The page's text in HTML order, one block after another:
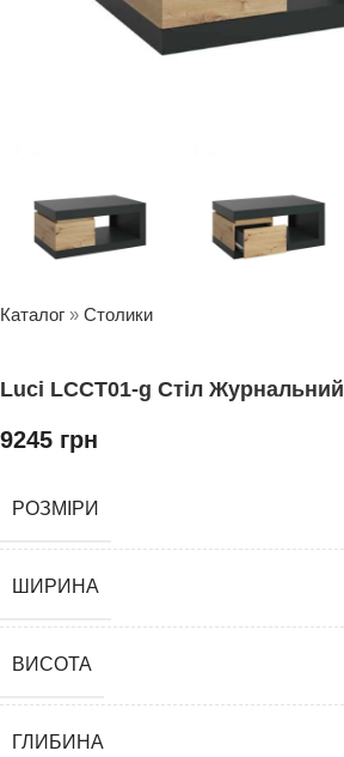
Каталог » Столики
Luci LCCT01-g Стіл Журнальний
9245 грн
РОЗМІРИ
ШИРИНА
ВИСОТА
ГЛИБИНА